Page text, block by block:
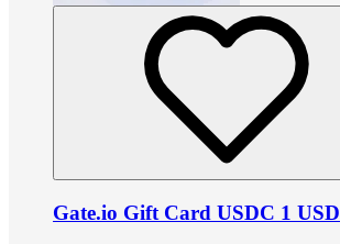
Gate.io Gift Card USDC 1 USD